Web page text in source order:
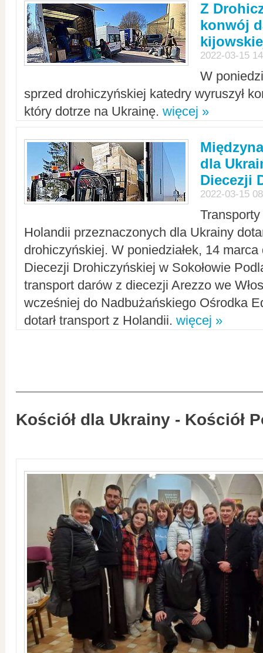
Z
konwój
2022-03-15
W
sprzed drohiczyńskiej katedry wyruszył
który dotrze na Ukrainę. więcej »
dla
Diecezji
2022-03-15
Holandii przeznaczonych dla Ukrainy
drohiczyńskiej. W poniedziałek, 14
Diecezji Drohiczyńskiej w Sokołowie
transport darów z diecezji Arezzo we
wcześniej do Nadbużańskiego Ośrodka
dotarł transport z Holandii. więcej »
Kościół dla Ukrainy - Kościół